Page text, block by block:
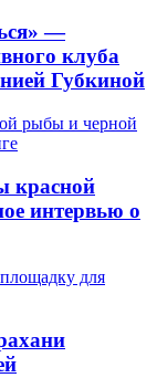
—
клуба
Губкиной
красной
интервью о